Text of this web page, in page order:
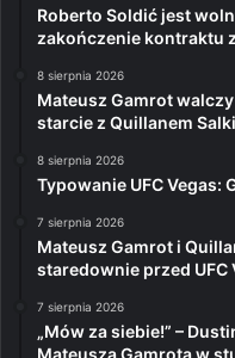
Roberto Soldić jest
zakończenie kontraktu
8 sierpnia 2026
Mateusz Gamrot
starcie z Quillanem
8 sierpnia 2026
Typowanie UFC Vegas:
7 sierpnia 2026
Mateusz Gamrot i
staredownie przed UFC
7 sierpnia 2026
„Mów za siebie!” –
Mateusza Gamrota w